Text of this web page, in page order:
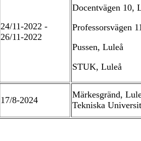
24/11-2022 -
26/11-2022
Docentvägen 10,
Professorsvägen
Pussen, Luleå
STUK, Luleå
17/8-2024
Märkesgränd,
Tekniska